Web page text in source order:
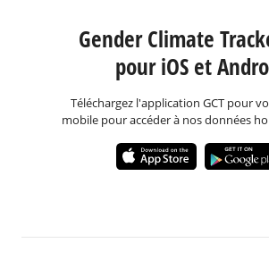
Gender Climate
pour iOS et
Téléchargez l'application GCT pour
mobile pour accéder à nos données